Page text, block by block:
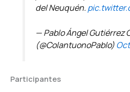
del Neuquén.
— Pablo Ángel Gutiérrez
(@ColantuonoPablo)
Participantes